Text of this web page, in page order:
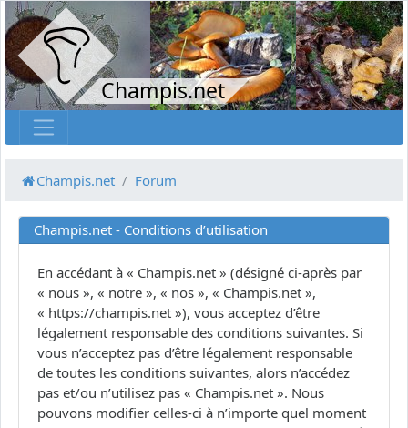
Champis.net
Champis.net Forum
Champis.net - Conditions d’utilisation
En accédant à « Champis.net » (désigné ci-après par
« nous », « notre », « nos », « Champis.net »,
« https://champis.net »), vous acceptez d’être
légalement responsable des conditions suivantes. Si
vous n’acceptez pas d’être légalement responsable
de toutes les conditions suivantes, alors n’accédez
pas et/ou n’utilisez pas « Champis.net ». Nous
pouvons modifier celles-ci à n’importe quel moment